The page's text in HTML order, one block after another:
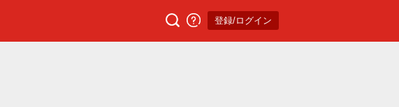
登録/ログイン